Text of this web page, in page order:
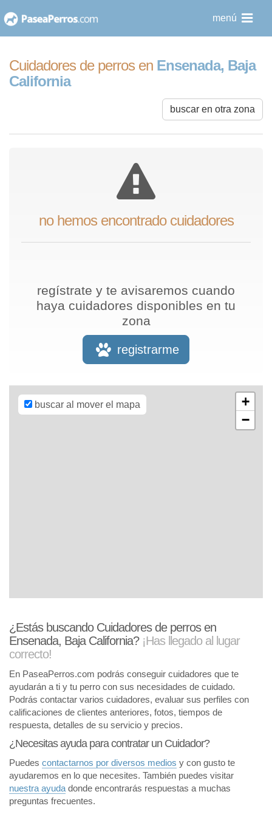
al
menú
Cuidadores de perros en Ensenada, Baja
California
buscar en otra zona
no hemos encontrado cuidadores
regístrate y te avisaremos cuando
haya cuidadores disponibles en tu
zona
registrarme
buscar al mover el mapa
+
−
OpenStreetMap
CC-BY-SA
¿Estás buscando Cuidadores de perros en
Ensenada, Baja California? ¡Has llegado al lugar
correcto!
En PaseaPerros.com podrás conseguir cuidadores que te
ayudarán a ti y tu perro con sus necesidades de cuidado.
Podrás contactar varios cuidadores, evaluar sus perfiles con
calificaciones de clientes anteriores, fotos, tiempos de
respuesta, detalles de su servicio y precios.
¿Necesitas ayuda para contratar un Cuidador?
Puedes contactarnos por diversos medios y con gusto te
ayudaremos en lo que necesites. También puedes visitar
nuestra ayuda donde encontrarás respuestas a muchas
preguntas frecuentes.